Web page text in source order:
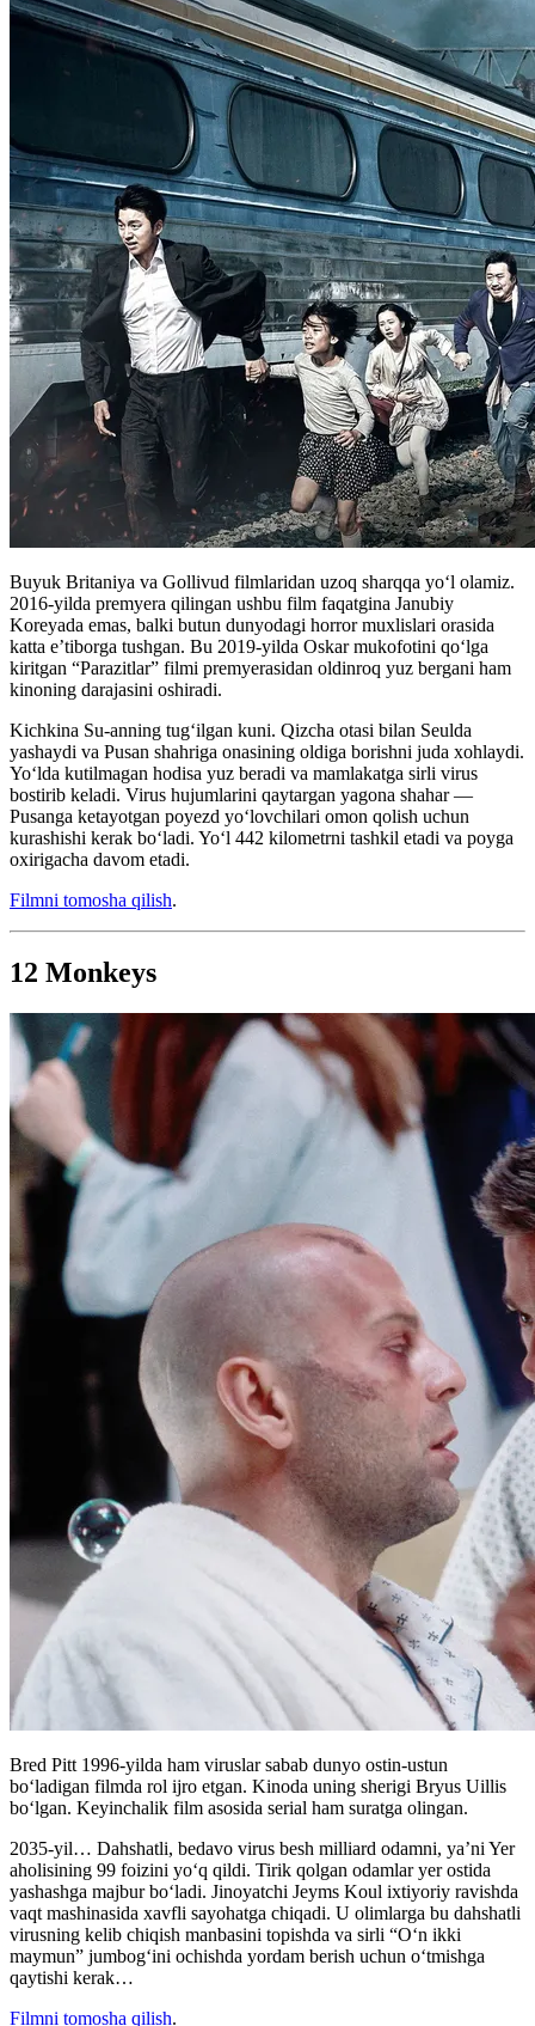
Buyuk Britaniya va Gollivud filmlaridan uzoq sharqqa yoʻl olamiz.
2016-yilda premyera qilingan ushbu film faqatgina Janubiy
Koreyada emas, balki butun dunyodagi horror muxlislari orasida
katta e’tiborga tushgan. Bu 2019-yilda Oskar mukofotini qoʻlga
kiritgan “Parazitlar” filmi premyerasidan oldinroq yuz bergani ham
kinoning darajasini oshiradi.
Kichkina Su-anning tug‘ilgan kuni. Qizcha otasi bilan Seulda
yashaydi va Pusan shahriga onasining oldiga borishni juda xohlaydi.
Yo‘lda kutilmagan hodisa yuz beradi va mamlakatga sirli virus
bostirib keladi. Virus hujumlarini qaytargan yagona shahar —
Pusanga ketayotgan poyezd yo‘lovchilari omon qolish uchun
kurashishi kerak bo‘ladi. Yoʻl 442 kilometrni tashkil etadi va poyga
oxirigacha davom etadi.
Filmni tomosha qilish.
12 Monkeys
Bred Pitt 1996-yilda ham viruslar sabab dunyo ostin-ustun
boʻladigan filmda rol ijro etgan. Kinoda uning sherigi Bryus Uillis
boʻlgan. Keyinchalik film asosida serial ham suratga olingan.
2035-yil… Dahshatli, bedavo virus besh milliard odamni, ya’ni Yer
aholisining 99 foizini yo‘q qildi. Tirik qolgan odamlar yer ostida
yashashga majbur bo‘ladi. Jinoyatchi Jeyms Koul ixtiyoriy ravishda
vaqt mashinasida xavfli sayohatga chiqadi. U olimlarga bu dahshatli
virusning kelib chiqish manbasini topishda va sirli “O‘n ikki
maymun” jumbog‘ini ochishda yordam berish uchun o‘tmishga
qaytishi kerak…
Filmni tomosha qilish.